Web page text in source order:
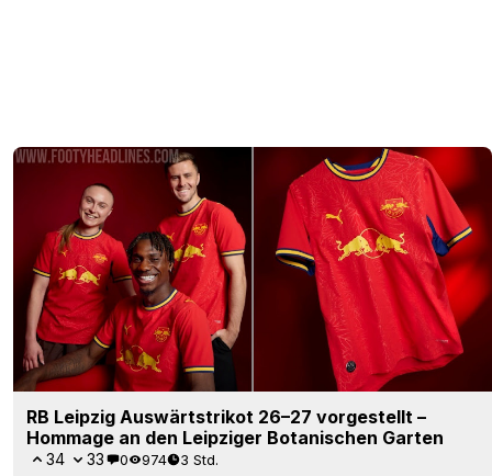
RB Leipzig Auswärtstrikot 26–27 vorgestellt –
Hommage an den Leipziger Botanischen Garten
34 33 0 974 3 Std.